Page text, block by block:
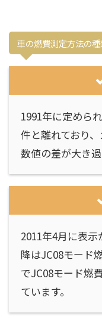
車の燃費測定方法の
1991年に定めら
件と離れており
数値の差が大き過
2011年4月に表
降はJC08モード
でJC08モード燃
ています。